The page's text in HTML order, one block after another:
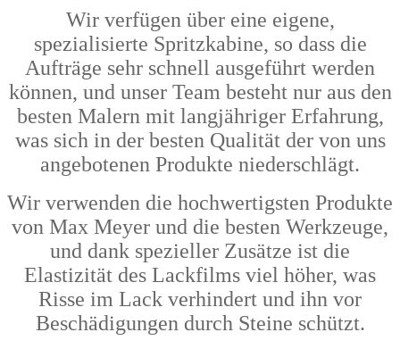
Wir verfügen über eine eigene,
spezialisierte Spritzkabine, so dass die
Aufträge sehr schnell ausgeführt werden
können, und unser Team besteht nur aus den
besten Malern mit langjähriger Erfahrung,
was sich in der besten Qualität der von uns
angebotenen Produkte niederschlägt.
Wir verwenden die hochwertigsten Produkte
von Max Meyer und die besten Werkzeuge,
und dank spezieller Zusätze ist die
Elastizität des Lackfilms viel höher, was
Risse im Lack verhindert und ihn vor
Beschädigungen durch Steine schützt.